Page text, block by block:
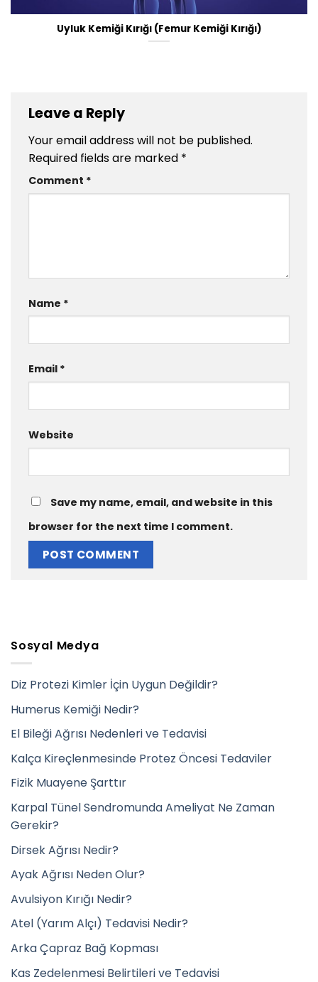
Uyluk Kemiği Kırığı (Femur Kemiği Kırığı)
Leave a Reply
Your email address will not be published.
Required fields are marked *
Comment *
Name *
Email *
Website
Save my name, email, and website in this
browser for the next time I comment.
Sosyal Medya
Diz Protezi Kimler İçin Uygun Değildir?
Humerus Kemiği Nedir?
El Bileği Ağrısı Nedenleri ve Tedavisi
Kalça Kireçlenmesinde Protez Öncesi Tedaviler
Fizik Muayene Şarttır
Karpal Tünel Sendromunda Ameliyat Ne Zaman
Gerekir?
Dirsek Ağrısı Nedir?
Ayak Ağrısı Neden Olur?
Avulsiyon Kırığı Nedir?
Atel (Yarım Alçı) Tedavisi Nedir?
Arka Çapraz Bağ Kopması
Kas Zedelenmesi Belirtileri ve Tedavisi